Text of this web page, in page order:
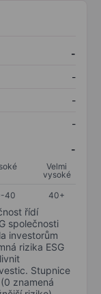
-
-
-
-
-
Velmi
vysoké
40 40+
řídí
společnosti
investorům
rizika ESG
Stupnice
znamená